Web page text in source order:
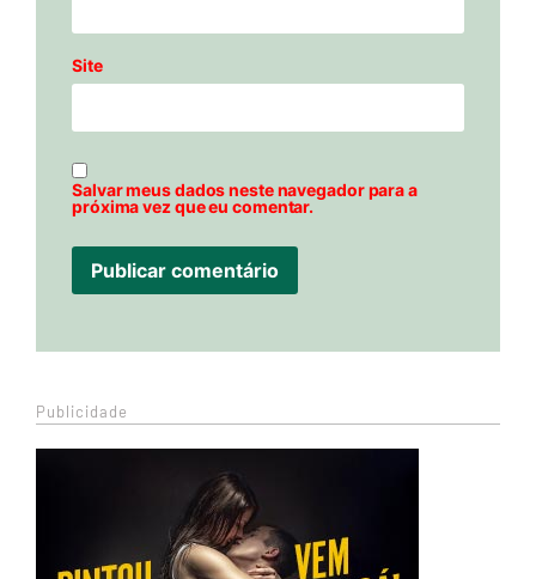
Site
Salvar meus dados neste navegador para a
próxima vez que eu comentar.
Publicidade